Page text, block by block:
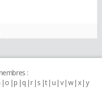
:
o p q r s t u v w x y